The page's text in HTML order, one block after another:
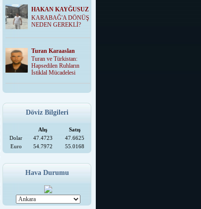
HAKAN KAYĞUSUZ
KARABAĞ'A DÖNÜŞ
NEDEN GEREKLİ?
Turan Karaaslan
Turan ve Türkistan:
Hapsedilen Ruhların
İstiklal Mücadelesi
Döviz Bilgileri
Alış
Satış
Dolar
47.4723
47.6625
Euro
54.7972 55.0168
Hava Durumu